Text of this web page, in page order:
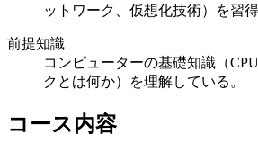
ットワーク、仮想化技術）を習
前提知識
コンピューターの基礎知識（
クとは何か）を理解している。
コース内容